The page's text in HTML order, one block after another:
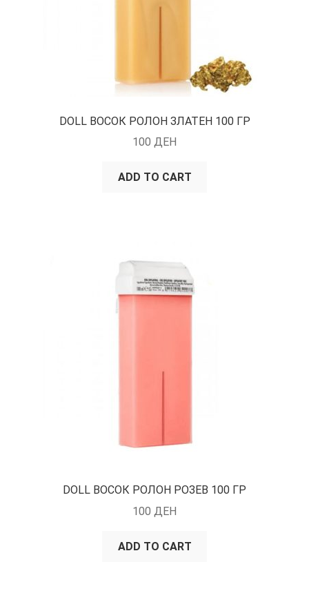
DOLL ВОСОК РОЛОН ЗЛАТЕН 100 ГР
100 ДЕН
ADD TO CART
DOLL ВОСОК РОЛОН РОЗЕВ 100 ГР
100 ДЕН
ADD TO CART